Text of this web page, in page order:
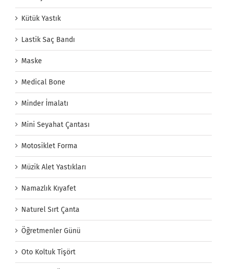
Kütük Yastık
Lastik Saç Bandı
Maske
Medical Bone
Minder İmalatı
Mini Seyahat Çantası
Motosiklet Forma
Müzik Alet Yastıkları
Namazlık Kıyafet
Naturel Sırt Çanta
Öğretmenler Günü
Oto Koltuk Tişört